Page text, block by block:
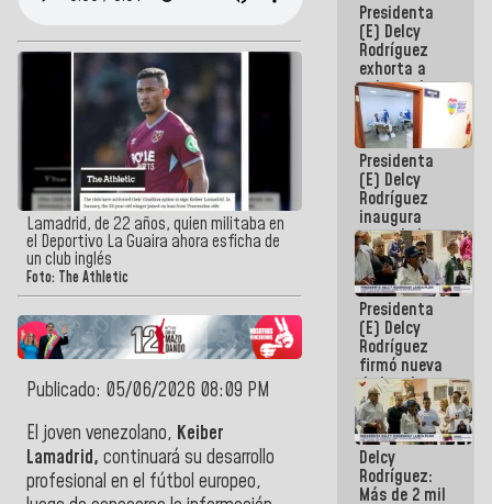
Lamadrid, de 22 años, quien militaba en
el Deportivo La Guaira ahora esficha de
un club inglés
Foto: The Athletic
Publicado: 05/06/2026 08:09 PM
El joven venezolano, Keiber
Lamadrid, continuará su desarrollo
profesional en el fútbol europeo,
Presidenta
(E) Delcy
Rodríguez
exhorta a
gobernadores
y alcaldes a
edificar
casas para
abuelos
Presidenta
(E) Delcy
Rodríguez
inaugura
casa de los
Abuelos
Primavera
en Caracas
Presidenta
(E) Delcy
Rodríguez
firmó nueva
de Ley de
Arrendamiento
aprobada
por la AN
Delcy
Rodríguez:
Más de 2 mil